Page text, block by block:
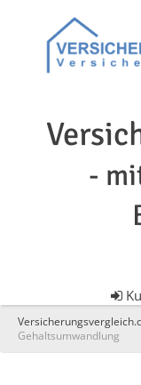
-
Gehaltsumwandlung